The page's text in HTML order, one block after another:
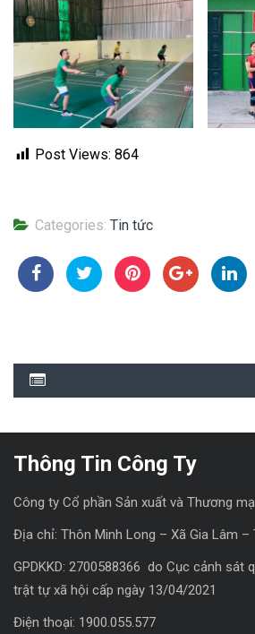
Post Views: 864
Categories: Tin tức
Thông Tin Công Ty
Công ty Cổ phần Sản xuất và Thương
Địa chỉ: Thôn Minh Long – Xã Gia Lâm –
GPDKKD: 2700588366 do Cục cảnh sát
trật tự xã hội cấp ngày 13/04/2021
Điện thoại: 1900.055.577